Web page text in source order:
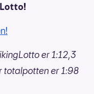
er 1:12,3
totalpotten er 1:98